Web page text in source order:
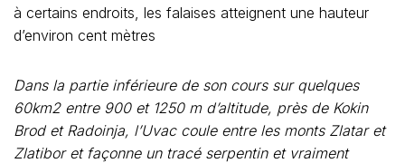
à certains endroits, les falaises atteignent une hauteur
d’environ cent mètres
Dans la partie inférieure de son cours sur quelques
60km2 entre 900 et 1250 m d’altitude, près de Kokin
Brod et Radoinja, l’Uvac coule entre les monts Zlatar et
Zlatibor et façonne un tracé serpentin et vraiment